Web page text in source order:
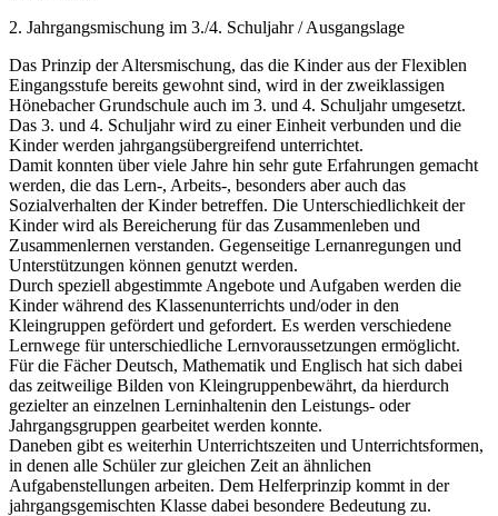
2. Jahrgangsmischung im 3./4. Schuljahr / Ausgangslage
Das Prinzip der Altersmischung, das die Kinder aus der Flexiblen
Eingangsstufe bereits gewohnt sind, wird in der zweiklassigen
Hönebacher Grundschule auch im 3. und 4. Schuljahr umgesetzt.
Das 3. und 4. Schuljahr wird zu einer Einheit verbunden und die
Kinder werden jahrgangsübergreifend unterrichtet.
Damit konnten über viele Jahre hin sehr gute Erfahrungen gemacht
werden, die das Lern-, Arbeits-, besonders aber auch das
Sozialverhalten der Kinder betreffen. Die Unterschiedlichkeit der
Kinder wird als Bereicherung für das Zusammenleben und
Zusammenlernen verstanden. Gegenseitige Lernanregungen und
Unterstützungen können genutzt werden.
Durch speziell abgestimmte Angebote und Aufgaben werden die
Kinder während des Klassenunterrichts und/oder in den
Kleingruppen gefördert und gefordert. Es werden verschiedene
Lernwege für unterschiedliche Lernvoraussetzungen ermöglicht.
Für die Fächer Deutsch, Mathematik und Englisch hat sich dabei
das zeitweilige Bilden von Kleingruppenbewährt, da hierdurch
gezielter an einzelnen Lerninhaltenin den Leistungs- oder
Jahrgangsgruppen gearbeitet werden konnte.
Daneben gibt es weiterhin Unterrichtszeiten und Unterrichtsformen,
in denen alle Schüler zur gleichen Zeit an ähnlichen
Aufgabenstellungen arbeiten. Dem Helferprinzip kommt in der
jahrgangsgemischten Klasse dabei besondere Bedeutung zu.